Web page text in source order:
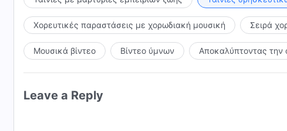
Χορευτικές παραστάσεις με χορωδιακή μουσική Σειρά
Μουσικά βίντεο Βίντεο ύμνων Αποκαλύπτοντας την
Leave a Reply